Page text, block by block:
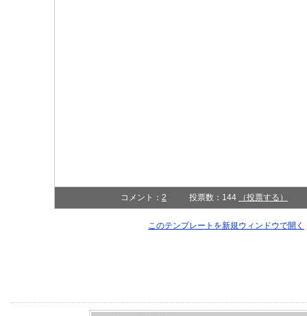
コメント： 2 投票数：144 （投票する）
このテンプレートを新規ウィンドウで開く